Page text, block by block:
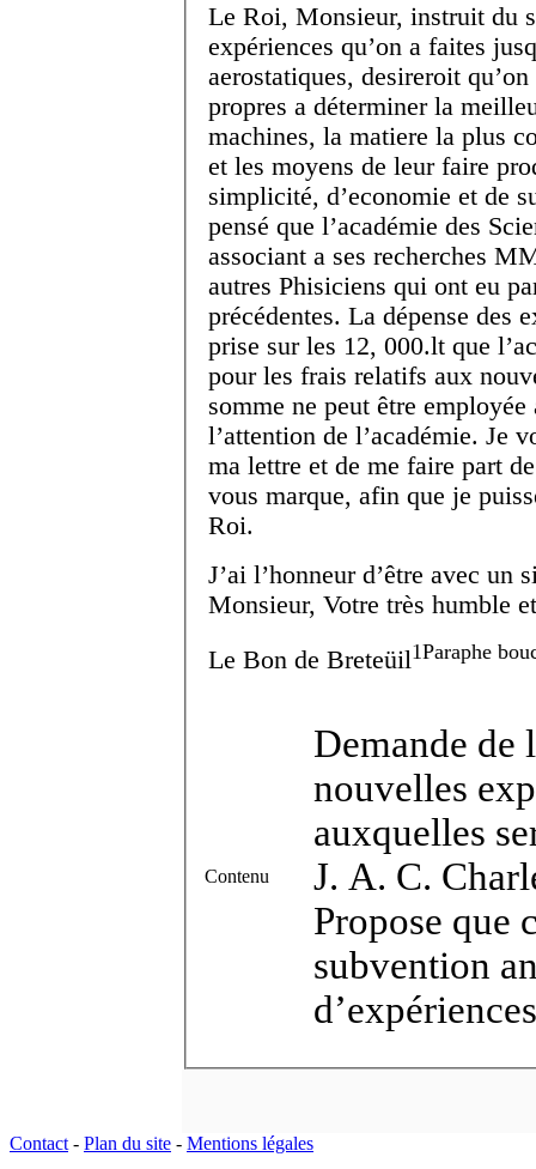
Le Roi, Monsieur, instruit du
expériences qu’on a faites
aerostatiques, desireroit
propres a déterminer la
machines, la matiere la plus
et les moyens de leur faire
simplicité, d’economie et de
pensé que l’académie des
associant a ses recherches
autres Phisiciens qui ont eu
précédentes. La dépense des
prise sur les 12, 000.lt que
pour les frais relatifs aux
somme ne peut être
l’attention de l’académie. Je
ma lettre et de me faire part
vous marque, afin que je
Roi.
J’ai l’honneur d’être avec un
Monsieur, Votre très humble
Le Bon de Breteüil1Paraphe
Contenu
Demande de
nouvelles
auxquelles
J. A. C.
Propose que
subvention
Contact - Plan du site - Mentions légales